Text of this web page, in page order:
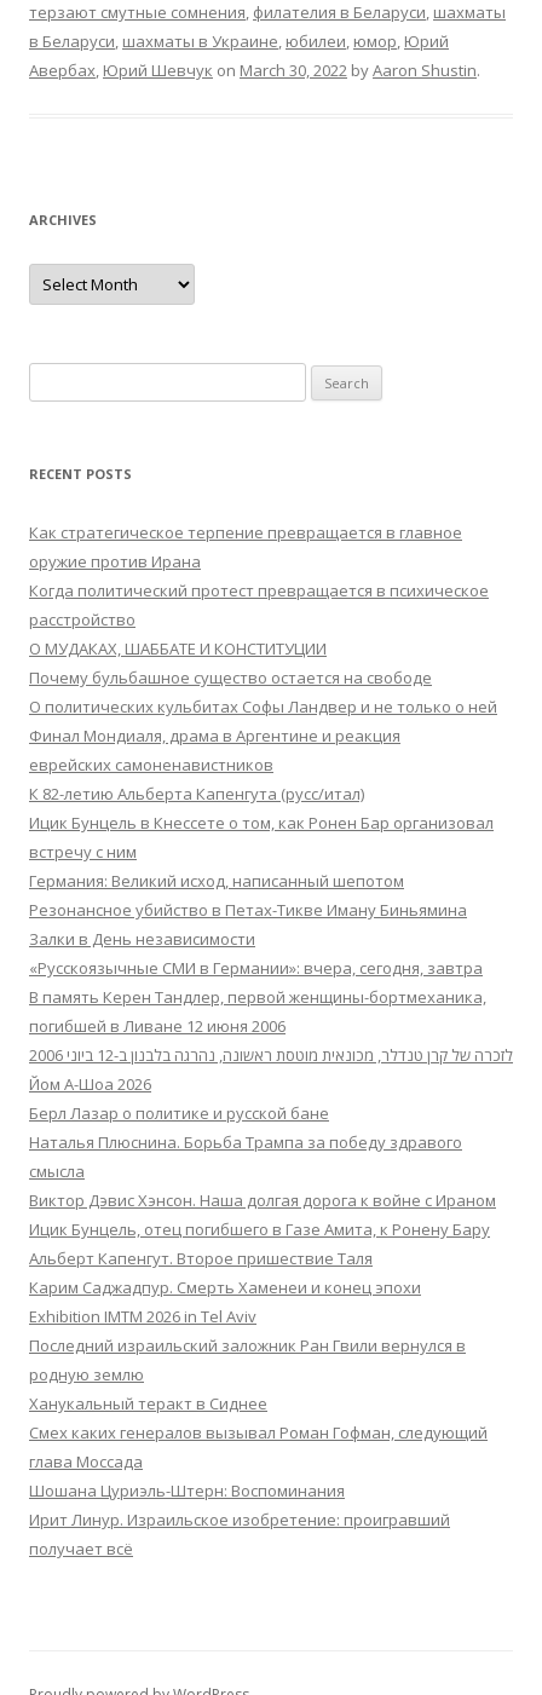
терзают cмутные сомнения, филателия в Беларуcи, шахматы
в Беларуcи, шахматы в Украине, юбилеи, юмор, Юрий
Авербах, Юрий Шевчук on March 30, 2022 byAaron Shustin.
ARCHIVES
Archives
for:
RECENT POSTS
Как стратегическое терпение превращается в главное
оружие против Ирана
Когда политический протест превращается в психическое
расстройство
О МУДАКАХ, ШАББАТЕ И КОНСТИТУЦИИ
Почему бульбашное существо остается на свободе
О политических кульбитах Софы Ландвер и не только о ней
Финал Мондиаля, драма в Аргентине и реакция
еврейских самоненавистников
К 82-летию Альберта Капенгута (русс/итал)
Ицик Бунцель в Кнессете о том, как Ронен Бар организовал
встречу с ним
Германия: Великий исход, написанный шепотом
Резонансное убийство в Петах-Тикве Иману Биньямина
Залки в День независимости
«Русскоязычные СМИ в Германии»: вчера, сегодня, завтра
В память Керен Тандлер, первой женщины-бортмеханика,
погибшей в Ливане 12 июня 2006
לזכרה של קרן טנדלר, מכונאית מוטסת ראשונה, נהרגה בלבנון ב-12 ביוני 2006
Йом А-Шоа 2026
Берл Лазар о политике и русской бане
Наталья Плюснина. Борьба Трампа за победу здравого
смысла
Виктор Дэвис Хэнсон. Наша долгая дорога к войне с Ираном
Ицик Бунцель, отец погибшего в Газе Амита, к Ронену Бару
Альберт Капенгут. Второе пришествие Таля
Карим Саджадпур. Смерть Хаменеи и конец эпохи
Exhibition IMTM 2026 in Tel Aviv
Последний израильский заложник Ран Гвили вернулся в
родную землю
Ханукальный теракт в Сиднее
Смех каких генералов вызывал Роман Гофман, следующий
глава Моссада
Шошана Цуриэль-Штерн: Воспоминания
Ирит Линур. Израильское изобретение: проигравший
получает всё